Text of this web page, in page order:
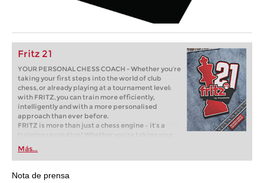
Fritz 21
YOUR PERSONAL CHESS COACH - Whether you’re
taking your first steps into the world of club
chess, or already playing at a tournament level:
with FRITZ, you can train more efficiently,
intelligently and with a more personalised
approach than ever before.
FRITZ is more than just a chess engine – it’s a
training revolution! Whether you’re taking your
first steps into the world of club chess, or already
playing at a tournament level: with FRITZ, you can
train more efficiently, intelligently and with a
more personalised approach than ever before.
Más...
Nota de prensa